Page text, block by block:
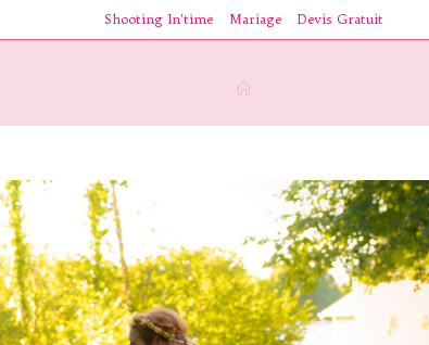
Shooting In’time Mariage Devis Gratuit